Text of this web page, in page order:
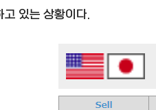
고 있는 상황이다.